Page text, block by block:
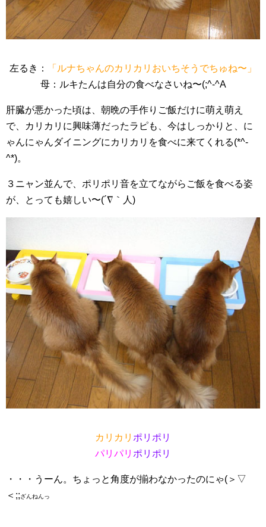
左るき：
「ルナちゃんのカリカリおいちそうでちゅね〜」
母：ルキたんは自分の食べなさいね〜(;^-^A
肝臓が悪かった頃は、朝晩の手作りご飯だけに萌え萌え
で、カリカリに興味薄だったラピも、今はしっかりと、に
ゃんにゃんダイニングにカリカリを食べに来てくれる(*^-
^*)。
３ニャン並んで、ポリポリ音を立てながらご飯を食べる姿
が、とっても嬉しい〜(´∇｀人)
カリカリ ポリポリ
パリパリ ポリポリ
・・・うーん。ちょっと角度が揃わなかったのにゃ(＞▽
＜;;ざんねんっ